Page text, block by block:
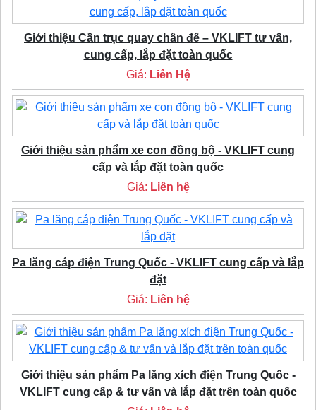
Giới thiệu Cần trục quay chân đế – VKLIFT tư vấn,
cung cấp, lắp đặt toàn quốc
Giá: Liên Hệ
Giới thiệu sản phẩm xe con đồng bộ - VKLIFT cung
cấp và lắp đặt toàn quốc
Giá: Liên hệ
Pa lăng cáp điện Trung Quốc - VKLIFT cung cấp và lắp
đặt
Giá: Liên hệ
Giới thiệu sản phẩm Pa lăng xích điện Trung Quốc -
VKLIFT cung cấp & tư vấn và lắp đặt trên toàn quốc